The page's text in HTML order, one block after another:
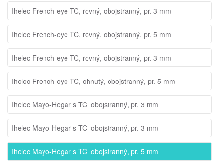
Ihelec French-eye TC, rovný, obojstranný, pr. 3 mm
Ihelec French-eye TC, rovný, obojstranný, pr. 5 mm
Ihelec French-eye TC, rovný, obojstranný, pr. 3 mm
Ihelec French-eye TC, ohnutý, obojstranný, pr. 5 mm
Ihelec Mayo-Hegar s TC, obojstranný, pr. 3 mm
Ihelec Mayo-Hegar s TC, obojstranný, pr. 3 mm
Ihelec Mayo-Hegar s TC, obojstranný, pr. 5 mm